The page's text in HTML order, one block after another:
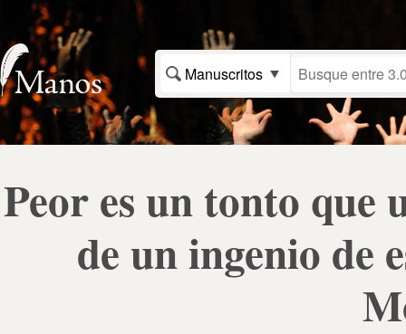
Manuscritos
Peor es un tonto que
de un ingenio de